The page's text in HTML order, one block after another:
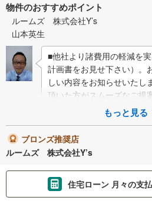
物件のおすすめポイント
ルームズ 株式会社Y’s
山本英生
■他社より諸費用の軽減を
計画書をお見せ下さい）。
しい内容をお知らせいたし
頂いた方がスムーズなご提
ーン（消費者金融系・車の
もっと見る
ブロンズ推奨店
ルームズ 株式会社Y’s
住宅ローン 月々の支